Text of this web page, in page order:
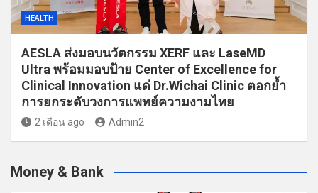
HEALTH
AESLA ส่งมอบนวัตกรรม XERF และ LaseMD
Ultra พร้อมมอบป้าย Center of Excellence for
Clinical Innovation แด่ Dr.Wichai Clinic ตอกย้ำ
การยกระดับวงการแพทย์ความงามไทย
2 เดือน ago Admin2
Money & Bank